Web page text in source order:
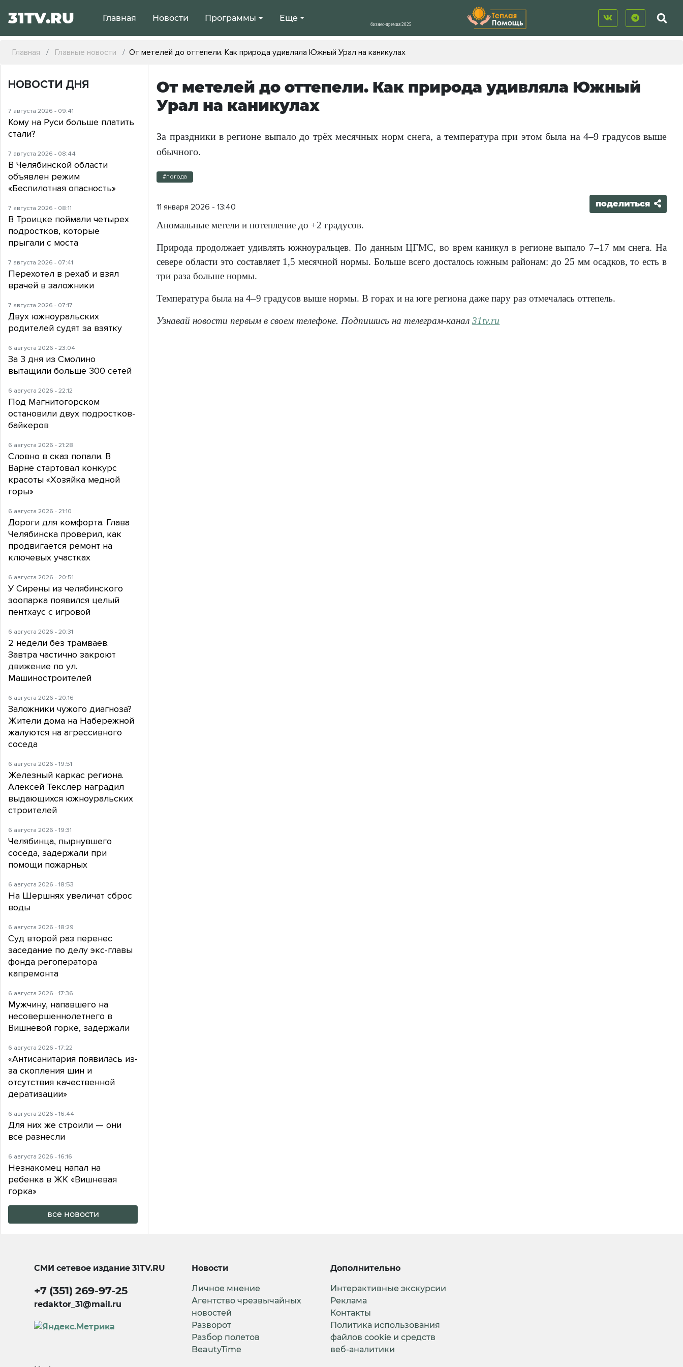
31TV.RU Главная Новости Программы Еще
Главная Главные новости От метелей до оттепели. Как природа удивляла Южный Урал на каникулах
От метелей до оттепели. Как природа удивляла Южный
Урал на каникулах
За праздники в регионе выпало до трёх месячных норм снега, а температура при этом была на 4–9 градусов выше
обычного.
#погода
11 января 2026 - 13:40 поделиться
Аномальные метели и потепление до +2 градусов.
Природа продолжает удивлять южноуральцев. По данным ЦГМС, во врем каникул в регионе выпало 7–17 мм снега. На
севере области это составляет 1,5 месячной нормы. Больше всего досталось южным районам: до 25 мм осадков, то есть в
три раза больше нормы.
Температура была на 4–9 градусов выше нормы. В горах и на юге региона даже пару раз отмечалась оттепель.
Узнавай новости первым в своем телефоне. Подпишись на телеграм-канал31tv.ru
НОВОСТИ ДНЯ
7 августа 2026 - 09:41
Кому на Руси больше платить
стали?
7 августа 2026 - 08:44
В Челябинской области
объявлен режим
«Беспилотная опасность»
7 августа 2026 - 08:11
В Троицке поймали четырех
подростков, которые
прыгали с моста
7 августа 2026 - 07:41
Перехотел в рехаб и взял
врачей в заложники
7 августа 2026 - 07:17
Двух южноуральских
родителей судят за взятку
6 августа 2026 - 23:04
За 3 дня из Смолино
вытащили больше 300 сетей
6 августа 2026 - 22:12
Под Магнитогорском
остановили двух подростков-
байкеров
6 августа 2026 - 21:28
Словно в сказ попали. В
Варне стартовал конкурс
красоты «Хозяйка медной
горы»
6 августа 2026 - 21:10
Дороги для комфорта. Глава
Челябинска проверил, как
продвигается ремонт на
ключевых участках
6 августа 2026 - 20:51
У Сирены из челябинского
зоопарка появился целый
пентхаус с игровой
6 августа 2026 - 20:31
2 недели без трамваев.
Завтра частично закроют
движение по ул.
Машиностроителей
6 августа 2026 - 20:16
Заложники чужого диагноза?
Жители дома на Набережной
жалуются на агрессивного
соседа
6 августа 2026 - 19:51
Железный каркас региона.
Алексей Текслер наградил
выдающихся южноуральских
строителей
6 августа 2026 - 19:31
Челябинца, пырнувшего
соседа, задержали при
помощи пожарных
6 августа 2026 - 18:53
На Шершнях увеличат сброс
воды
6 августа 2026 - 18:29
Суд второй раз перенес
заседание по делу экс-главы
фонда регоператора
капремонта
6 августа 2026 - 17:36
Мужчину, напавшего на
несовершеннолетнего в
Вишневой горке, задержали
6 августа 2026 - 17:22
«Антисанитария появилась из-
за скопления шин и
отсутствия качественной
дератизации»
6 августа 2026 - 16:44
Для них же строили — они
все разнесли
6 августа 2026 - 16:16
Незнакомец напал на
ребенка в ЖК «Вишневая
горка»
все новости
СМИ сетевое издание31TV.RU
+7 (351) 269-97-25
redaktor_31@mail.ru
Новости
Личное мнение
Агентство чрезвычайных
новостей
Разворот
Разбор полетов
BeautyTime
Дополнительно
Интерактивные экскурсии
Реклама
Контакты
Политика использования
файлов cookie и средств
веб-аналитики